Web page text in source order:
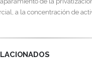
a la concentración de